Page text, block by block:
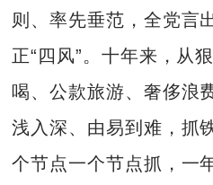
则、率先垂范，全党言
正“四风”。十年来，从
喝、公款旅游、奢侈浪
浅入深、由易到难，抓
个节点一个节点抓，一